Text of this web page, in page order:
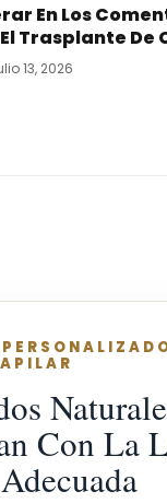
En Los
Trasplante De
13, 2026
Con La